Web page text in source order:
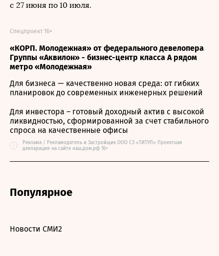
с 27 июня по 10 июля.
«КОРП. Молодежная» от федерального девелопера
Группы «Аквилон» - бизнес-центр класса А рядом
метро «Молодежная»
Спецпроект 16+
Для бизнеса — качественно новая среда: от гибких
планировок до современных инженерных решений
Для инвестора – готовый доходный актив с высокой
ликвидностью, сформированной за счет стабильного
спроса на качественные офисы
i
Реклама / Рекламодатель и Застройщик ООО СЗ «ТИТУЛ» Проектная
декларация на сайте наш.дом.рф 16+
Популярное
Новости СМИ2